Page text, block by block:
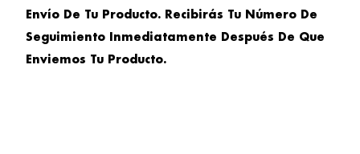
Envío De Tu Producto. Recibirás Tu Número De
Seguimiento Inmediatamente Después De Que
Enviemos Tu Producto.